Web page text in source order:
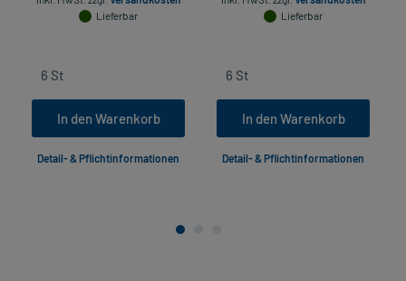
Lieferbar
In den Warenkorb
Detail- & Pflichtinformationen
Lieferbar
In den Warenkorb
Detail- & Pflichtinformationen